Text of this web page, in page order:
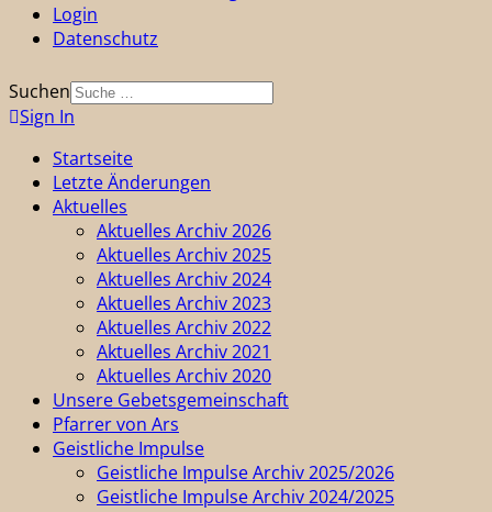
Login
Datenschutz
Suchen
Sign In
Startseite
Letzte Änderungen
Aktuelles
Aktuelles Archiv 2026
Aktuelles Archiv 2025
Aktuelles Archiv 2024
Aktuelles Archiv 2023
Aktuelles Archiv 2022
Aktuelles Archiv 2021
Aktuelles Archiv 2020
Unsere Gebetsgemeinschaft
Pfarrer von Ars
Geistliche Impulse
Geistliche Impulse Archiv 2025/2026
Geistliche Impulse Archiv 2024/2025